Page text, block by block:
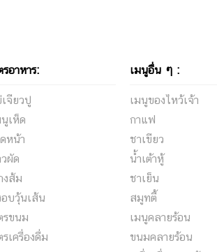
อาหาร:
เจียวปู
นูเห็ด
หน้า
ผัด
งส้ม
อบวุ้นเส้น
รขนม
เครื่องดื่ม
เมนูอื่น ๆ :
เมนูของไหว้เจ้า
กาแฟ
ชาเขียว
น้ำเต้าหู้
ชาเย็น
สมูทตี้
เมนูคลายร้อน
ขนมคลายร้อน